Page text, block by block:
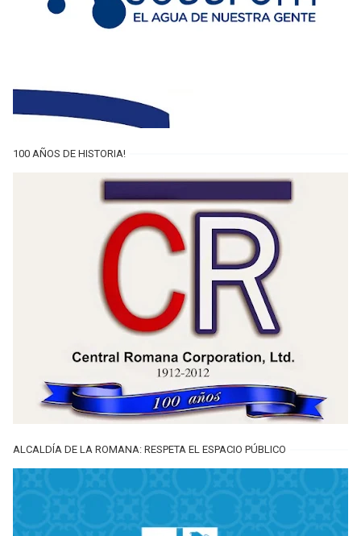
100 AÑOS DE HISTORIA!
ALCALDÍA DE LA ROMANA: RESPETA EL ESPACIO PÚBLICO